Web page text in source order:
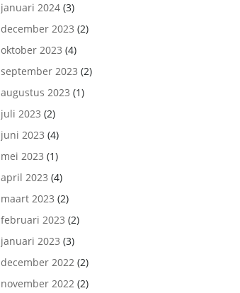
januari 2024 (3)
december 2023 (2)
oktober 2023 (4)
september 2023 (2)
augustus 2023 (1)
juli 2023 (2)
juni 2023 (4)
mei 2023 (1)
april 2023 (4)
maart 2023 (2)
februari 2023 (2)
januari 2023 (3)
december 2022 (2)
november 2022 (2)